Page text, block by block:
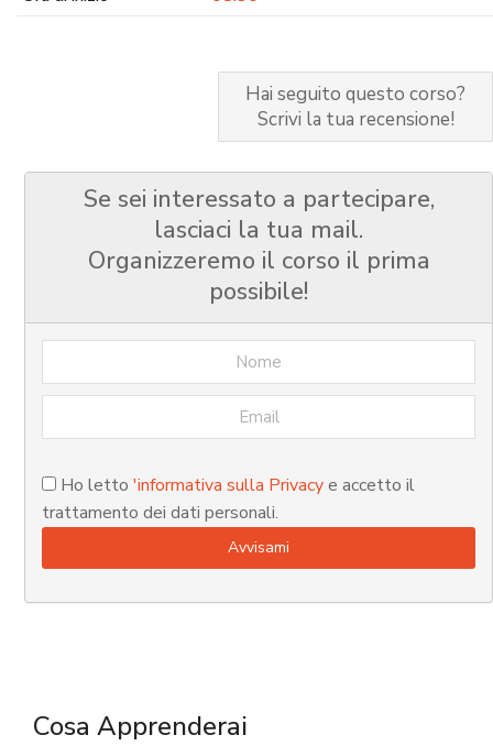
Hai seguito questo corso?
Scrivi la tua recensione!
Se sei interessato a partecipare,
lasciaci la tua mail.
Organizzeremo il corso il prima
possibile!
Ho letto 'informativa sulla Privacye accetto il
trattamento dei dati personali.
Cosa Apprenderai​